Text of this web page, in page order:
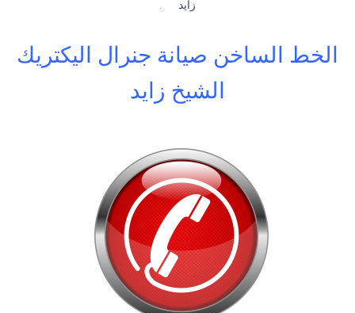
زايد
الخط الساخن صيانة جنرال اليكتريك
الشيخ زايد